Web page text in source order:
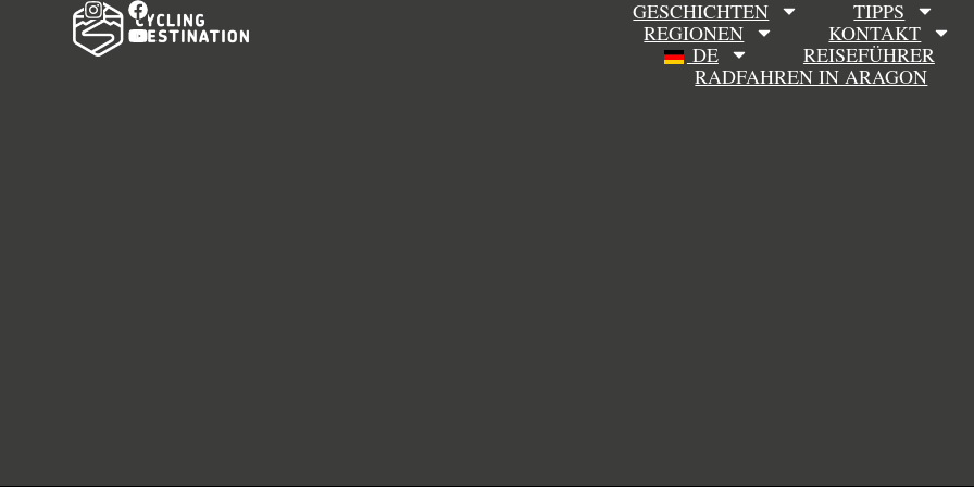
GESCHICHTEN
TIPPS
REGIONEN
KONTAKT
DE
REISEFÜHRER
RADFAHREN IN ARAGON